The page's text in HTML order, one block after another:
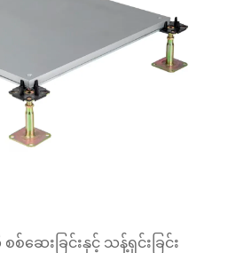
စ်ဆေးခြင်းနှင့် သန့်ရှင်းခြင်း